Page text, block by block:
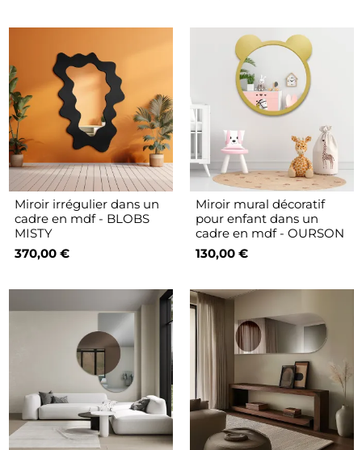
Miroir irrégulier dans un
cadre en mdf - BLOBS
MISTY
370,00 €
Miroir mural décoratif
pour enfant dans un
cadre en mdf - OURSON
130,00 €